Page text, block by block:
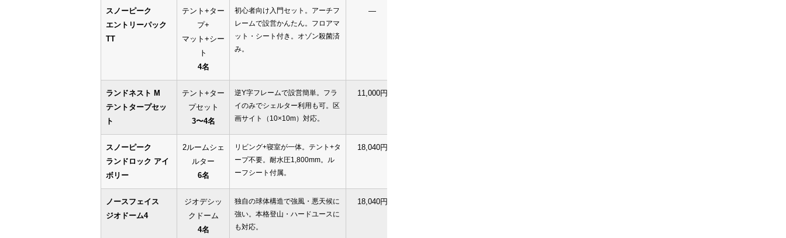
スノーピーク
エントリーパック
TT
テント+ター
プ+
マット+シー
ト
4名
初心者向け入門セット。アーチフ
レームで設営かんたん。フロアマ
ット・シート付き。オゾン殺菌済
み。
—
ランドネスト M
テントタープセッ
ト
テント+ター
プセット
3〜4名
逆Y字フレームで設営簡単。フラ
イのみでシェルター利用も可。区
画サイト（10×10m）対応。
11,000円
スノーピーク
ランドロック アイ
ボリー
2ルームシェ
ルター
6名
リビング+寝室が一体。テント+タ
ープ不要。耐水圧1,800mm。ル
ーフシート付属。
18,040円
ノースフェイス
ジオドーム4
ジオデシッ
クドーム
4名
独自の球体構造で強風・悪天候に
強い。本格登山・ハードユースに
も対応。
18,040円